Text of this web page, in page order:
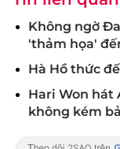
Không ngờ
'thảm họa'
Hà Hồ thức
Hari Won hát
không kém